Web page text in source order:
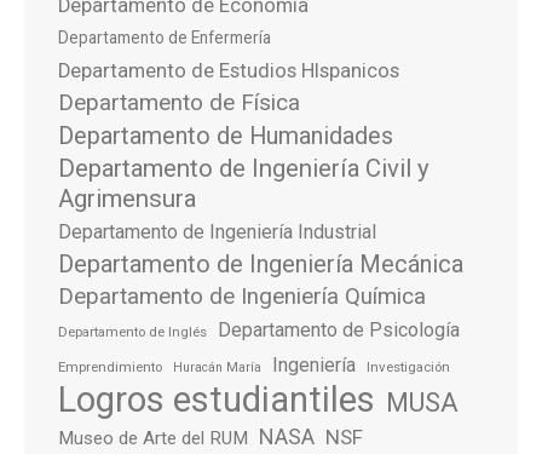
Departamento de Economía
Departamento de Enfermería
Departamento de Estudios HIspanicos
Departamento de Física
Departamento de Humanidades
Departamento de Ingeniería Civil y
Agrimensura
Departamento de Ingeniería Industrial
Departamento de Ingeniería Mecánica
Departamento de Ingeniería Química
Departamento de Inglés Departamento de Psicología
Emprendimiento Huracán María Ingeniería Investigación
Logros estudiantiles MUSA
Museo de Arte del RUM NASA NSF